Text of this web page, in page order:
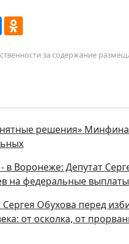
за содержание
решения»
в Воронеже: Депутат
на федеральные
Обухова перед
от осколка, от